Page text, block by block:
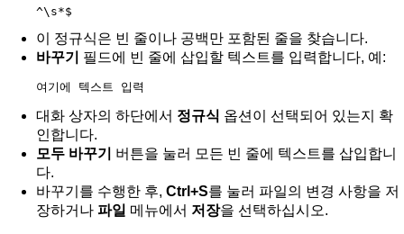
^\s*$
이 정규식은 빈 줄이나 공백만 포함된 줄을 찾습니다.
바꾸기
필드에 빈 줄에 삽입할 텍스트를 입력합니다, 예:
여기에 텍스트 입력
대화 상자의 하단에서 정규식 옵션이 선택되어 있는지 확
인합니다.
모두 바꾸기
버튼을 눌러 모든 빈 줄에 텍스트를 삽입합니
다.
바꾸기를 수행한 후, Ctrl+S를 눌러 파일의 변경 사항을 저
장하거나 파일 메뉴에서 저장을 선택하십시오.